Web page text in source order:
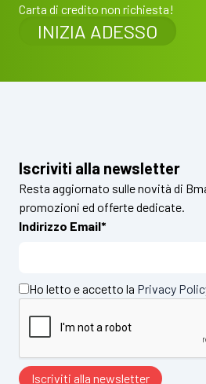
Carta di credito non richiesta!
INIZIA ADESSO
Iscriviti alla newsletter
Resta aggiornato sulle novità di
promozioni ed offerte dedicate.
Indirizzo Email*
Ho letto e accetto la Privacy